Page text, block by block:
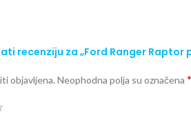
recenziju za „Ford Ranger
objavljena. Neophodna polja su označena *